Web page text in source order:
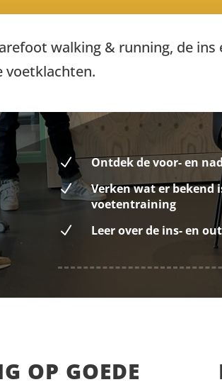
walking & running, de ins
voetklachten.
N
Ontdek de voor- en
N
Verken wat er
voetentraining
N
Leer over de ins- en
OP GOEDE